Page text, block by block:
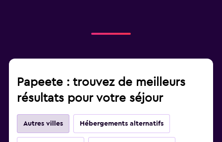
Papeete : trouvez de meilleurs
résultats pour votre séjour
Autres villes Hébergements alternatifs